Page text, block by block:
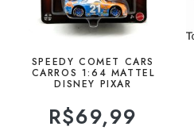
SPEEDY COMET CARS
CARROS 1:64 MATTEL
DISNEY PIXAR
R$69,99